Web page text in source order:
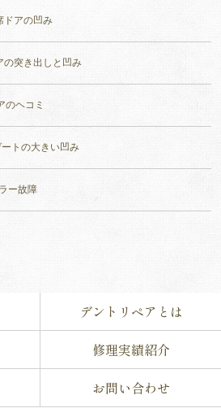
ドアの凹み
の突き出しと凹み
のヘコミ
トの大きい凹み
ー故障
デントリペアとは
修理実績紹介
お問い合わせ